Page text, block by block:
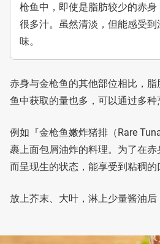
枪鱼中，即使是脂肪较少的赤身
很多汁。虽然清淡，但能感受到
味。
赤身与金枪鱼的其他部位相比，
鱼中获取的量也多，可以通过多种
例如『金枪鱼嫩炸猪排（Rare
裹上面包屑油炸的料理。为了在
而呈现生的状态，能享受到粘稠的
放上芥末、大叶，淋上少量酱油后